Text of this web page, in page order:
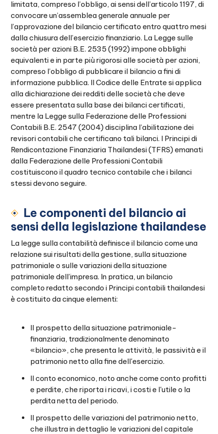
limitata, compreso l’obbligo, ai sensi dell’articolo 1197, di
convocare un’assemblea generale annuale per
l’approvazione del bilancio certificato entro quattro mesi
dalla chiusura dell’esercizio finanziario. La Legge sulle
società per azioni B.E. 2535 (1992) impone obblighi
equivalenti e in parte più rigorosi alle società per azioni,
compreso l’obbligo di pubblicare il bilancio a fini di
informazione pubblica. Il Codice delle Entrate si applica
alla dichiarazione dei redditi delle società che deve
essere presentata sulla base dei bilanci certificati,
mentre la Legge sulla Federazione delle Professioni
Contabili B.E. 2547 (2004) disciplina l’abilitazione dei
revisori contabili che certificano tali bilanci. I Principi di
Rendicontazione Finanziaria Thailandesi (TFRS) emanati
dalla Federazione delle Professioni Contabili
costituiscono il quadro tecnico contabile che i bilanci
stessi devono seguire.
Le componenti del bilancio ai
sensi della legislazione thailandese
La legge sulla contabilità definisce il bilancio come una
relazione sui risultati della gestione, sulla situazione
patrimoniale o sulle variazioni della situazione
patrimoniale dell’impresa. In pratica, un bilancio
completo redatto secondo i Principi contabili thailandesi
è costituito da cinque elementi:
Il prospetto della situazione patrimoniale-
finanziaria, tradizionalmente denominato
«bilancio», che presenta le attività, le passività e il
patrimonio netto alla fine dell'esercizio.
Il conto economico, noto anche come conto profitti
e perdite, che riporta i ricavi, i costi e l'utile o la
perdita netta del periodo.
Il prospetto delle variazioni del patrimonio netto,
che illustra in dettaglio le variazioni del capitale